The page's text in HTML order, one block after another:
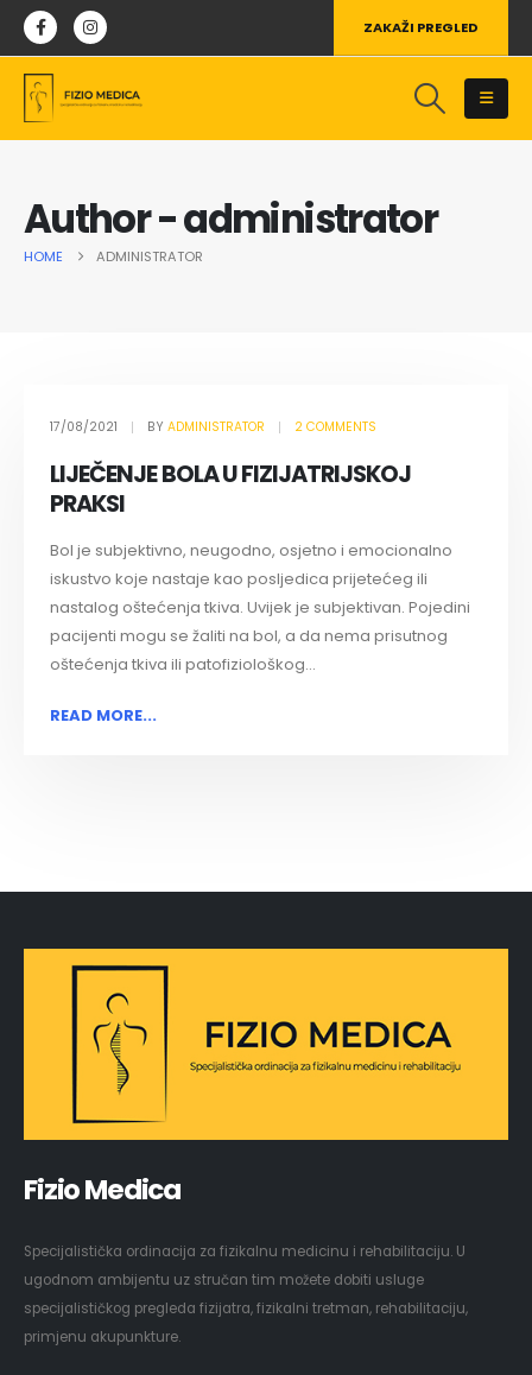
ZAKAŽI PREGLED
Author - administrator
HOME ADMINISTRATOR
17/08/2021 BYADMINISTRATOR 2 COMMENTS
LIJEČENJE BOLA U FIZIJATRIJSKOJ
PRAKSI
Bol je subjektivno, neugodno, osjetno i emocionalno
iskustvo koje nastaje kao posljedica prijetećeg ili
nastalog oštećenja tkiva. Uvijek je subjektivan. Pojedini
pacijenti mogu se žaliti na bol, a da nema prisutnog
oštećenja tkiva ili patofiziološkog...
READ MORE...
Fizio Medica
Specijalistička ordinacija za fizikalnu medicinu i rehabilitaciju. U
ugodnom ambijentu uz stručan tim možete dobiti usluge
specijalističkog pregleda fizijatra, fizikalni tretman, rehabilitaciju,
primjenu akupunkture.